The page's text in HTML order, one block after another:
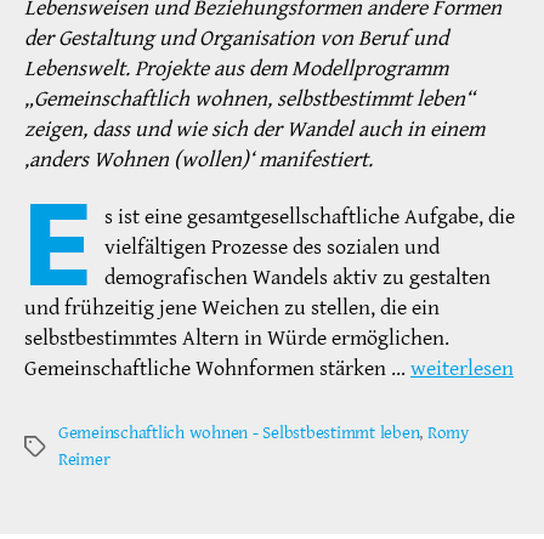
Lebensweisen und Beziehungsformen andere Formen
der Gestaltung und Organisation von Beruf und
Lebenswelt. Projekte aus dem Modellprogramm
„Gemeinschaftlich wohnen, selbstbestimmt leben“
zeigen, dass und wie sich der Wandel auch in einem
‚anders Wohnen (wollen)‘ manifestiert.
E
s ist eine gesamtgesellschaftliche Aufgabe, die
vielfältigen Prozesse des sozialen und
demografischen Wandels aktiv zu gestalten
und frühzeitig jene Weichen zu stellen, die ein
selbstbestimmtes Altern in Würde ermöglichen.
Gemeinschaftliche Wohnformen stärken … weiterlesen
Schlagwörter
Gemeinschaftlich wohnen - Selbstbestimmt leben, Romy
Reimer